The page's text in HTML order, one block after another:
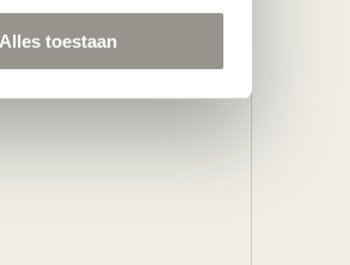
Alles toestaan